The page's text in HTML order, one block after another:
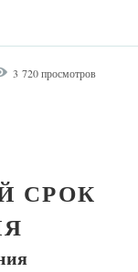
3 720 просмотров
СРОК